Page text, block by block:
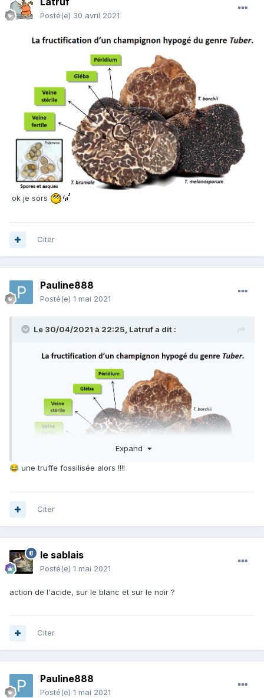
Posté(e) 30 avril 2021
ok je sors
Citer
Pauline888
Posté(e) 1 mai 2021
Le 30/04/2021 à 22:25, Latrufa dit :
Expand
😂 une truffe fossilisée alors !!!!
Citer
le sablais
Posté(e) 1 mai 2021
action de l'acide, sur le blanc et sur le noir ?
Citer
Pauline888
Posté(e) 1 mai 2021